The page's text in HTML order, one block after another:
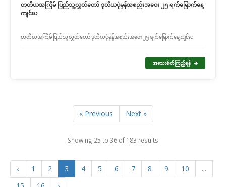
တတိယအကြိမ် ပြည်သူ့လွှတ်တော် ဒုတိယပုံမှန်အစည်းအဝေး ၂၅ ရက်မြောက်နေ့
ကျင်းပ
တတိယအကြိမ် ပြည်သူ့လွှတ်တော် ဒုတိယပုံမှန်အစည်းအဝေး ၂၅ ရက်မြောက်နေ့ကျင်းပ
အသေးစိတ်ကြည့်ရန်
« Previous Next »
Showing 25 to 36 of 183 results
‹ 1 2 3 4 5 6 7 8 9 10
...